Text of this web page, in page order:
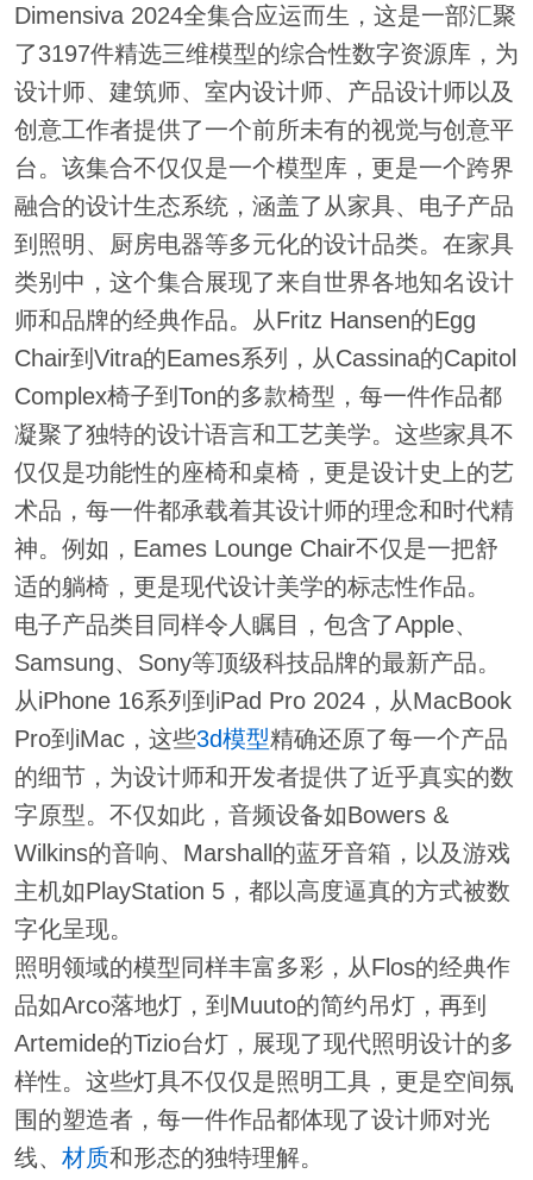
Dimensiva 2024全集合应运而生，这是一部汇聚
了3197件精选三维模型的综合性数字资源库，为
设计师、建筑师、室内设计师、产品设计师以及
创意工作者提供了一个前所未有的视觉与创意平
台。该集合不仅仅是一个模型库，更是一个跨界
融合的设计生态系统，涵盖了从家具、电子产品
到照明、厨房电器等多元化的设计品类。在家具
类别中，这个集合展现了来自世界各地知名设计
师和品牌的经典作品。从Fritz Hansen的Egg
Chair到Vitra的Eames系列，从Cassina的Capitol
Complex椅子到Ton的多款椅型，每一件作品都
凝聚了独特的设计语言和工艺美学。这些家具不
仅仅是功能性的座椅和桌椅，更是设计史上的艺
术品，每一件都承载着其设计师的理念和时代精
神。例如，Eames Lounge Chair不仅是一把舒
适的躺椅，更是现代设计美学的标志性作品。
电子产品类目同样令人瞩目，包含了Apple、
Samsung、Sony等顶级科技品牌的最新产品。
从iPhone 16系列到iPad Pro 2024，从MacBook
Pro到iMac，这些3d模型精确还原了每一个产品
的细节，为设计师和开发者提供了近乎真实的数
字原型。不仅如此，音频设备如Bowers &
Wilkins的音响、Marshall的蓝牙音箱，以及游戏
主机如PlayStation 5，都以高度逼真的方式被数
字化呈现。
照明领域的模型同样丰富多彩，从Flos的经典作
品如Arco落地灯，到Muuto的简约吊灯，再到
Artemide的Tizio台灯，展现了现代照明设计的多
样性。这些灯具不仅仅是照明工具，更是空间氛
围的塑造者，每一件作品都体现了设计师对光
线、 材质和形态的独特理解。